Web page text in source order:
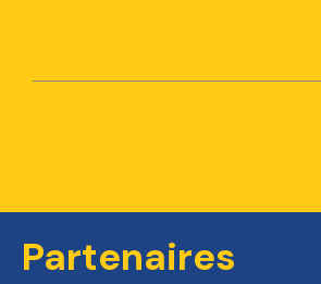
Partenaires